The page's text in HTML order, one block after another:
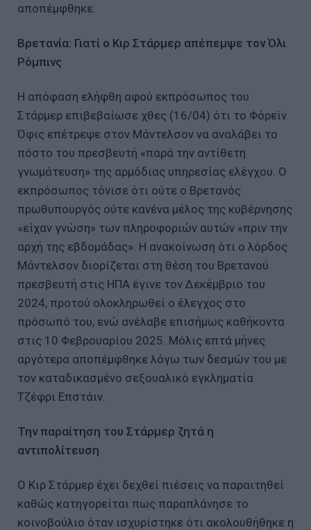
αποπέμφθηκε.
Βρετανία: Γιατί ο Κιρ Στάρμερ απέπεμψε τον Όλι
Ρόμπινς
Η απόφαση ελήφθη αφού εκπρόσωπος του
Στάρμερ επιβεβαίωσε χθες (16/04) ότι το Φόρεϊν
Όφις επέτρεψε στον Μάντελσον να αναλάβει το
πόστο του πρεσβευτή «παρά την αντίθετη
γνωμάτευση» της αρμόδιας υπηρεσίας ελέγχου. Ο
εκπρόσωπος τόνισε ότι ούτε ο Βρετανός
πρωθυπουργός ούτε κανένα μέλος της κυβέρνησης
«είχαν γνώση» των πληροφοριών αυτών «πριν την
αρχή της εβδομάδας». Η ανακοίνωση ότι ο λόρδος
Μάντελσον διορίζεται στη θέση του Βρετανού
πρεσβευτή στις ΗΠΑ έγινε τον Δεκέμβριο του
2024, προτού ολοκληρωθεί ο έλεγχος στο
πρόσωπό του, ενώ ανέλαβε επισήμως καθήκοντα
στις 10 Φεβρουαρίου 2025. Μόλις επτά μήνες
αργότερα αποπέμφθηκε λόγω των δεσμών του με
τον καταδικασμένο σεξουαλικό εγκληματία
Τζέφρι Επστάιν.
Την παραίτηση του Στάρμερ ζητά η
αντιπολίτευση
Ο Κιρ Στάρμερ έχει δεχθεί πιέσεις να παραιτηθεί
καθώς κατηγορείται πως παραπλάνησε το
κοινοβούλιο όταν ισχυρίστηκε ότι ακολουθήθηκε η